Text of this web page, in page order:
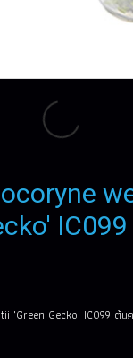
IC099
'Green Gecko' IC099 ต้น